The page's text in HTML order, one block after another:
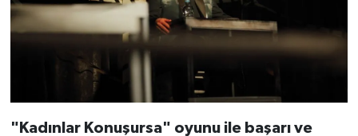
"Kadınlar Konuşursa" oyunu ile başarı ve